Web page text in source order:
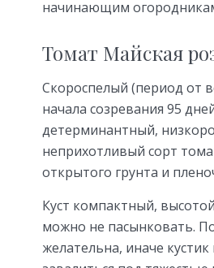
начинающим
Томат Майская
Скороспелый (период от
начала созревания 95
детерминантный,
неприхотливый сорт
открытого грунта и
Куст компактный,
можно не пасынковать.
желательна, иначе